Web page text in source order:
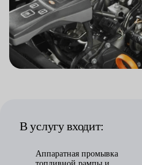
В услугу входит:
Аппаратная промывка